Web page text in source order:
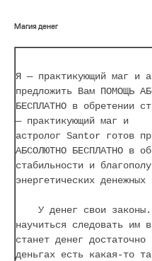
Магия денег
Я — практикующий маг и
предложить Вам ПОМОЩЬ
БЕСПЛАТНО в обретении
— практикующий маг и
астролог Santor готов
АБСОЛЮТНО БЕСПЛАТНО в
стабильности и
энергетических денежных
У денег свои законы.
научиться следовать им
станет денег
деньгах есть какая-то